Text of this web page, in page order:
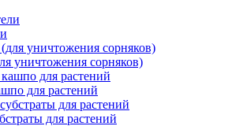
уничтожения сорняков)
для растений
для растений